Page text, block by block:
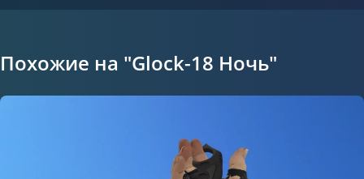
Похожие на "Glock-18 Ночь"